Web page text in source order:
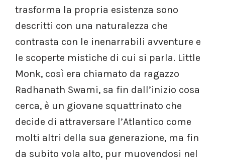
trasforma la propria esistenza sono
descritti con una naturalezza che
contrasta con le inenarrabili avventure e
le scoperte mistiche di cui si parla. Little
Monk, così era chiamato da ragazzo
Radhanath Swami, sa fin dall’inizio cosa
cerca, è un giovane squattrinato che
decide di attraversare l’Atlantico come
molti altri della sua generazione, ma fin
da subito vola alto, pur muovendosi nel